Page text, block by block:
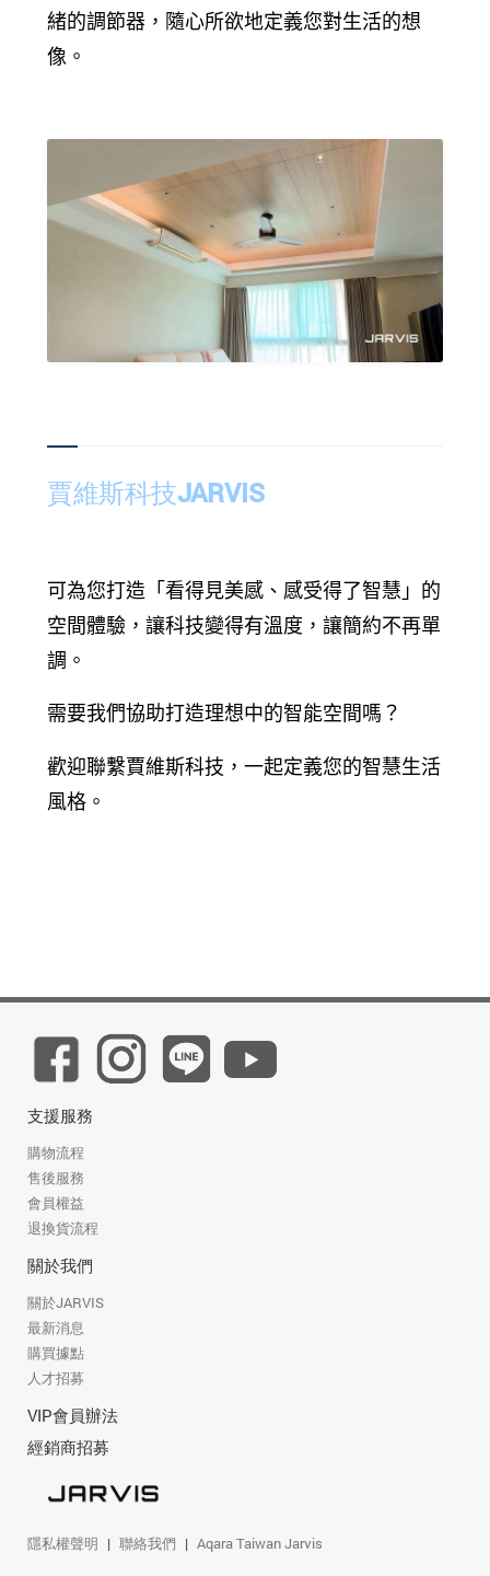
緒的調節器，隨心所欲地定義您對生活的想
像。
賈維斯科技JARVIS
可為您打造「看得見美感、感受得了智慧」的
空間體驗，讓科技變得有溫度，讓簡約不再單
調。
需要我們協助打造理想中的智能空間嗎？
歡迎聯繫賈維斯科技，一起定義您的智慧生活
風格。
支援服務
購物流程
售後服務
會員權益
退換貨流程
關於我們
關於JARVIS
最新消息
購買據點
人才招募
VIP會員辦法
經銷商招募
隱私權聲明 聯絡我們 Aqara Taiwan Jarvis